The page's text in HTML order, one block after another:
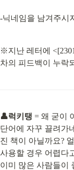
-닉네임을 남겨주시
※지난 레터에
차의 피드백이 누락
👤럭키탱 = 왜 굳이
단어에 자꾸 끌려가
진 책이 아닐까요?
사용할 경우 어렵다
이미 많은 사람들이